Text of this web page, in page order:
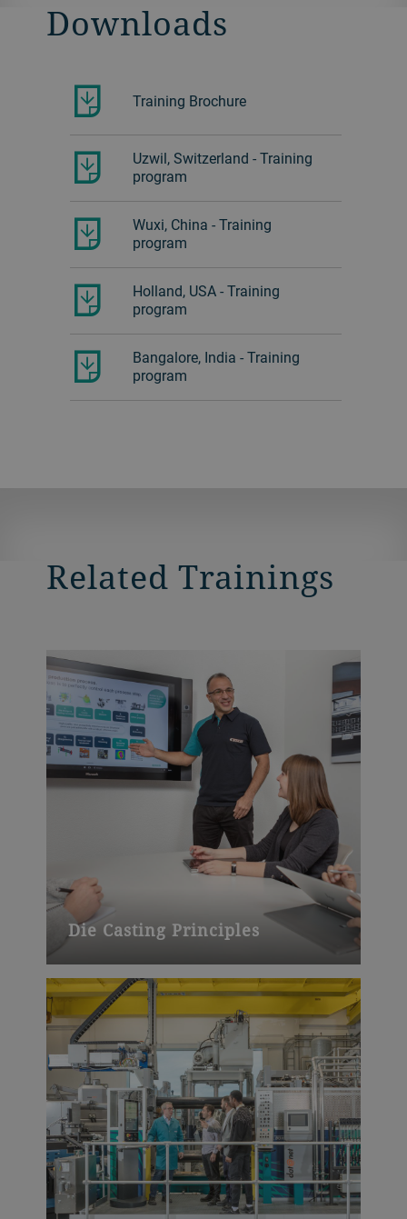
Downloads
Training Brochure
Uzwil, Switzerland - Training
program
Wuxi, China - Training
program
Holland, USA - Training
program
Bangalore, India - Training
program
Related Trainings
Die Casting Principles